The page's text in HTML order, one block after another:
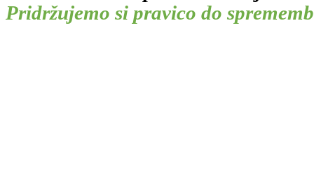
Pridržujemo si pravico do